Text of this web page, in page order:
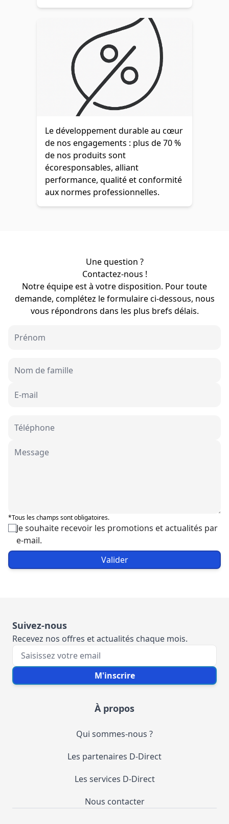
Le développement durable au cœur
de nos engagements : plus de 70 %
de nos produits sont
écoresponsables, alliant
performance, qualité et conformité
aux normes professionnelles.
Une question ?
Contactez-nous !
Notre équipe est à votre disposition. Pour toute
demande, complétez le formulaire ci-dessous, nous
vous répondrons dans les plus brefs délais.
*Tous les champs sont obligatoires.
Je souhaite recevoir les promotions et actualités par
e-mail.
Valider
Suivez-nous
Recevez nos offres et actualités chaque mois.
Votre e-mail M'inscrire
À propos
Qui sommes-nous ?
Les partenaires D-Direct
Les services D-Direct
Nous contacter